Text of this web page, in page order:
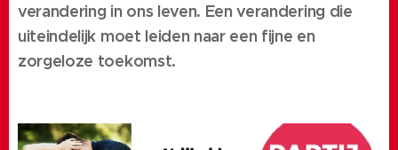
verandering in ons leven. Een verandering die
uiteindelijk moet leiden naar een fijne en
zorgeloze toekomst.